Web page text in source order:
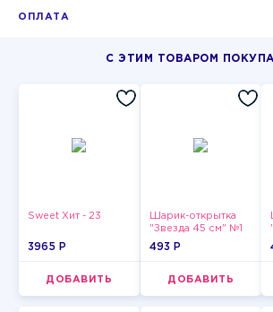
ОПЛАТА
С ЭТИМ ТОВАРОМ
Sweet Хит - 23
3965 P
ДОБАВИТЬ
Шарик-открытка
"Звезда 45 см" №1
493 P
ДОБАВИТЬ